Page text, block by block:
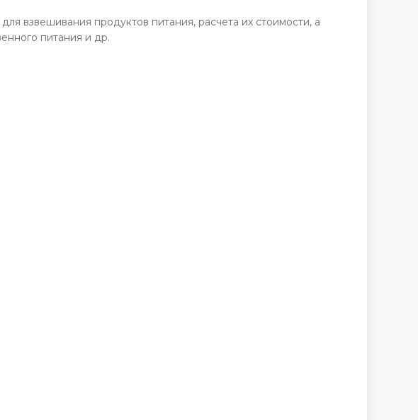
взвешивания продуктов питания, расчета их стоимости, а
питания и др.